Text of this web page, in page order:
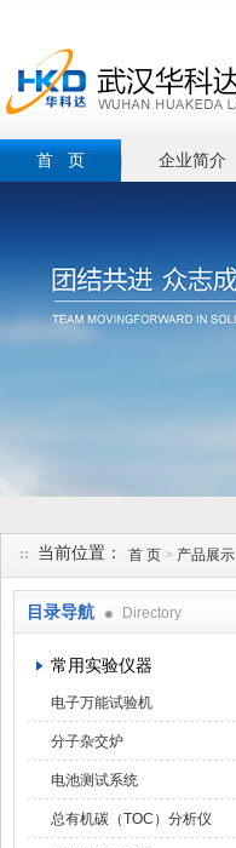
首 页 企业简介
当前位置： 首 页 > 产品展示
目录导航 Directory
常用实验仪器
电子万能试验机
分子杂交炉
电池测试系统
总有机碳（TOC）分析仪